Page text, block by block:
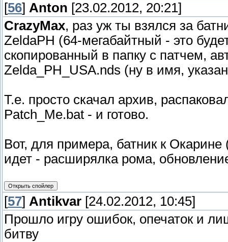
[56] Anton [23.02.2012, 20:21]
CrazyMax, раз уж ты взялся за
ZeldaPH (64-мегабайтный - это
скопированный в папку с патчем,
Zelda_PH_USA.nds (ну в имя,
Т.е. просто скачал архив,
Patch_Me.bat - и готово.
Вот, для примера, батник к
идет - расширялка рома,
[57] Antikvar [24.02.2012, 10:45]
Прошло игру ошибок, опечаток и
битву